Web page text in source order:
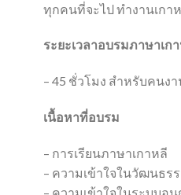
ทุกคนที่จะไป ทำงานเกา
ระยะเวลาอบรมภาษาเก
– 45 ชั่วโมง สำหรับคนง
เนื้อหาที่อบรม
– การเรียนภาษาเกาหลี
– ความเข้าใจในวัฒนธร